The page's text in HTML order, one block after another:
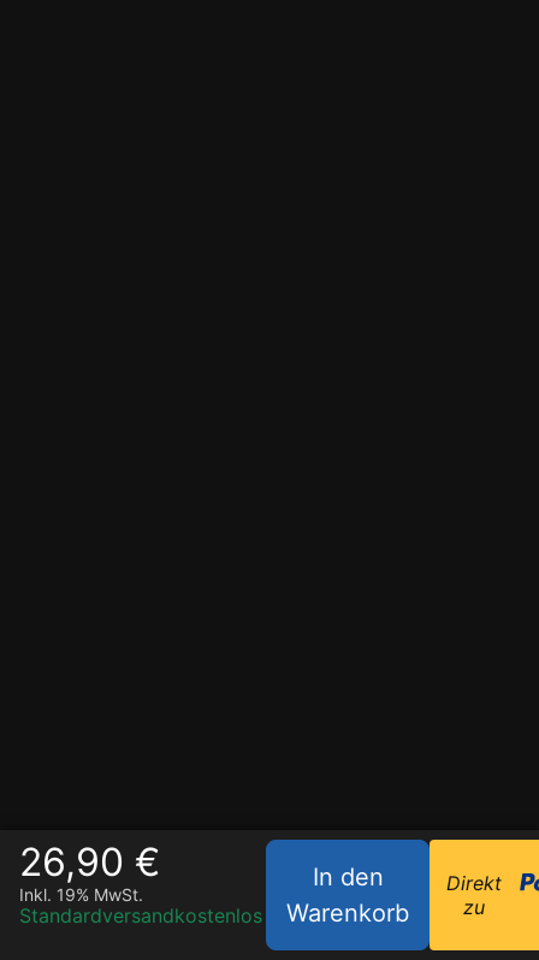
26,90 €
Inkl. 19% MwSt.
Standardversandkostenlos
In den
Warenkorb
Direkt
zu